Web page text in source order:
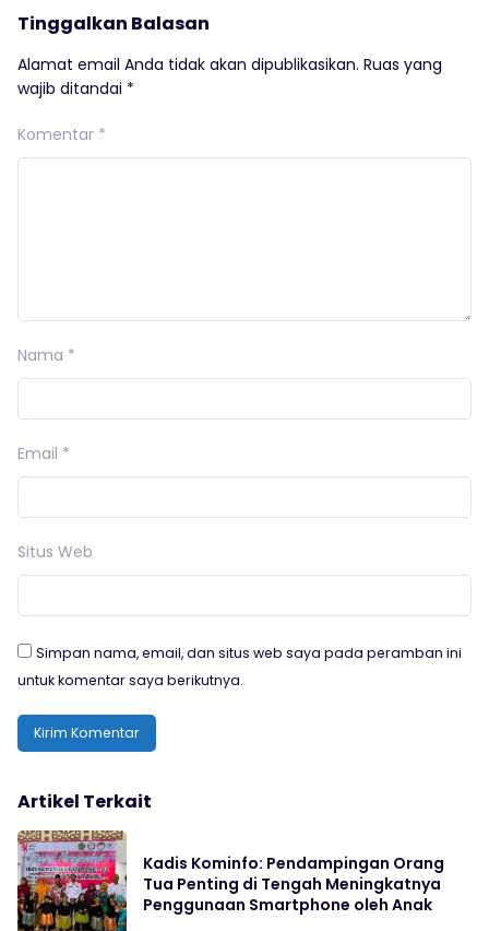
Tinggalkan Balasan
Alamat email Anda tidak akan dipublikasikan. Ruas yang
wajib ditandai *
Komentar *
Nama *
Email *
Situs Web
Simpan nama, email, dan situs web saya pada peramban ini
untuk komentar saya berikutnya.
Artikel Terkait
Kadis Kominfo: Pendampingan Orang
Tua Penting di Tengah Meningkatnya
Penggunaan Smartphone oleh Anak